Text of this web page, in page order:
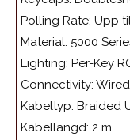
Polling Rate: Upp
Material: 5000
Lighting: Per-Key
Connectivity:
Kabeltyp: Braided
Kabellängd: 2 m